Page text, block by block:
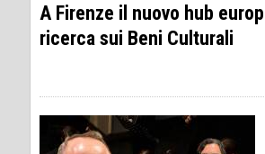
A Firenze il nuovo hub
ricerca sui Beni Culturali